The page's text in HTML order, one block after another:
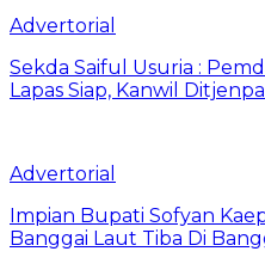
Advertorial
Sekda Saiful Usuria :
Lapas Siap, Kanwil
Advertorial
Impian Bupati Sofyan
Banggai Laut Tiba Di